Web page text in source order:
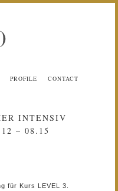
PROFILE CONTACT
INTENSIV
– 08.15
für Kurs LEVEL 3.